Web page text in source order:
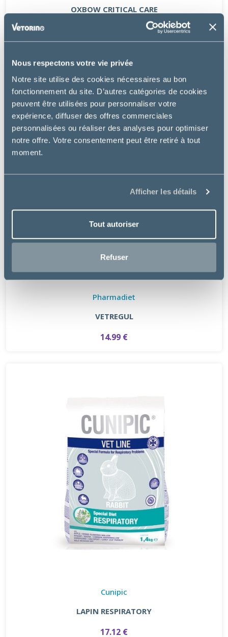
Nous respectons votre vie privée
Notre site utilise des cookies nécessaires au bon
fonctionnement du site. D’autres catégories de cookies
peuvent être utilisées pour personnaliser votre
expérience, diffuser des offres commerciales
personnalisées ou réaliser des analyses pour optimiser
notre offre. Votre consentement peut être retiré à tout
moment.
Afficher les détails
Tout autoriser
Refuser
OXBOW CRITICAL CARE
28.05€
Pharmadiet
VETREGUL
14.99 €
Cunipic
LAPIN RESPIRATORY
17.12 €